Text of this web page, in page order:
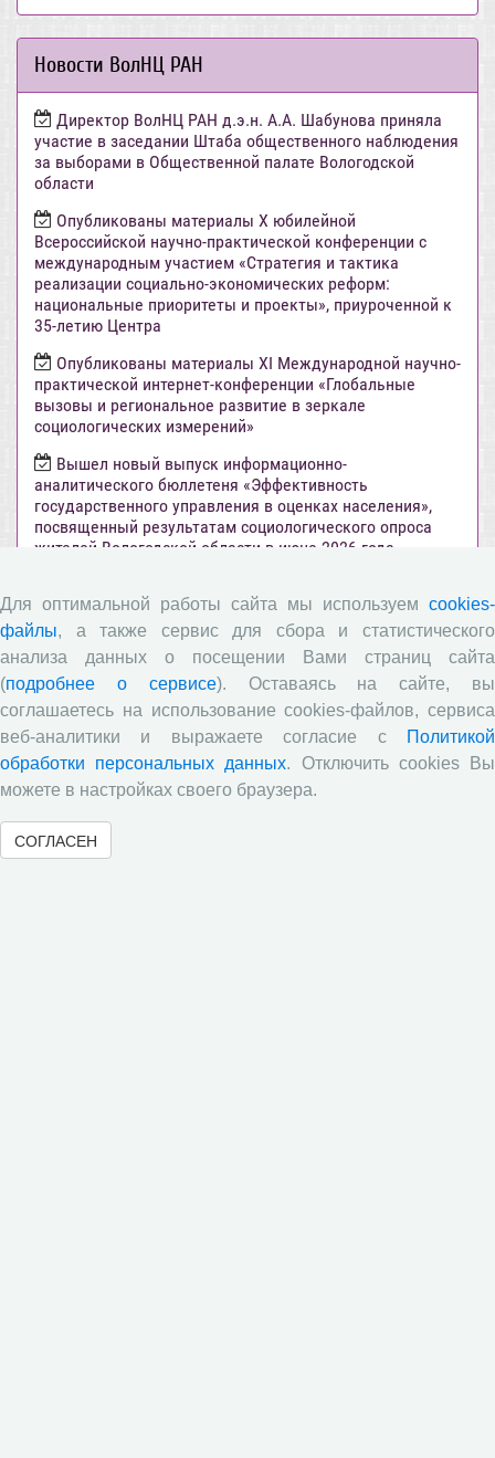
Новости ВолНЦ РАН
Директор ВолНЦ РАН д.э.н. А.А. Шабунова приняла
участие в заседании Штаба общественного наблюдения
за выборами в Общественной палате Вологодской
области
Опубликованы материалы X юбилейной
Всероссийской научно-практической конференции с
международным участием «Стратегия и тактика
реализации социально-экономических реформ:
национальные приоритеты и проекты», приуроченной к
35-летию Центра
Опубликованы материалы XI Международной научно-
практической интернет-конференции «Глобальные
вызовы и региональное развитие в зеркале
социологических измерений»
Вышел новый выпуск информационно-
аналитического бюллетеня «Эффективность
государственного управления в оценках населения»,
посвященный результатам социологического опроса
жителей Вологодской области в июне 2026 года
стол с участием представителей Санкт‑Петербурга и
Вологодской области
Все сообщения »
Объявления
Стартовал прием заявок на XI Всероссийский
конкурс научно-исследовательских работ студентов и
аспирантов!
Для оптимальной работы сайта мы используем cookies-
файлы, а также сервис для сбора и статистического
анализа данных о посещении Вами страниц сайта
(подробнее о сервисе). Оставаясь на сайте, вы
соглашаетесь на использование cookies-файлов, сервиса
веб-аналитики и выражаете согласие с
Политикой
обработки персональных данных. Отключить cookies Вы
можете в настройках своего браузера.
СОГЛАСЕН